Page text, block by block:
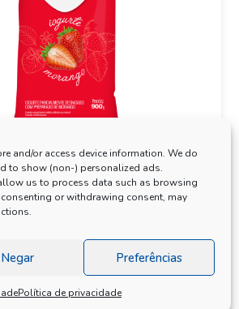
and/or access device information. We do
to show (non-) personalized ads.
us to process data such as browsing
or withdrawing consent, may
Negar Preferências
Política de privacidade